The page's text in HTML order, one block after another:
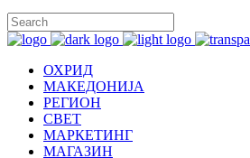
ОХРИД
МАКЕДОНИЈА
РЕГИОН
СВЕТ
МАРКЕТИНГ
МАГАЗИН